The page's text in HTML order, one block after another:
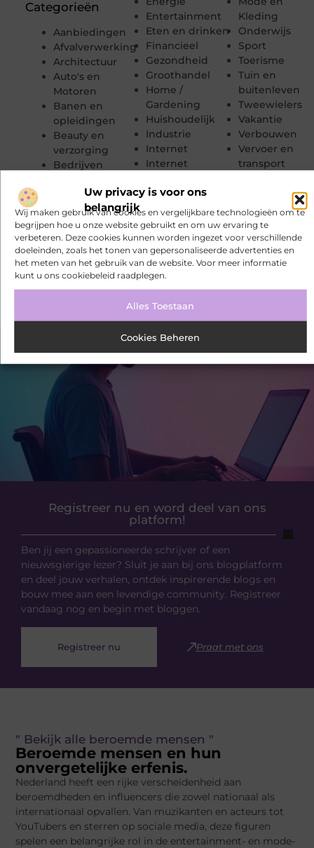
Uw privacy is voor ons
belangrijk
Wij maken gebruik van cookies en vergelijkbare technologieën om te
begrijpen hoe u onze website gebruikt en om uw ervaring te
verbeteren. Deze cookies kunnen worden ingezet voor verschillende
doeleinden, zoals het tonen van gepersonaliseerde advertenties en
het meten van het gebruik van de website. Voor meer informatie
kunt u ons cookiebeleid raadplegen.
Alles Toestaan
Cookies Beheren
Categorieën
Aanbiedingen
Afvalverwerking
Architectuur
Auto's en
Motoren
Banen en
opleidingen
Beauty en
verzorging
Bedrijven
Dienstverlening
Dieren
Electronica en
Computers
Entertainment
Eten en drinken
Financieel
Gezondheid
Groothandel
Home /
Gardening
Huishoudelijk
Industrie
Internet
Internet
Kinderen
Kunst en Kitsch
Management
Marketing
Meubels
Kleding
Onderwijs
Sport
Toerisme
Tuin en
buitenleven
Tweewielers
Vakantie
Verbouwen
Vervoer en
transport
Woning en
Woningen
Zakelijk
Zakelijke
Zorg
Registreer nu en word deel van ons
platform!
Ben jij een gepassioneerde schrijver of een
nieuwsgierige lezer? Sluit je aan bij ons blogplatform
en deel jouw verhalen, ontdek inspirerende blogs en
bouw mee aan een levendige community. Registreer
vandaag nog en begin met bloggen.
Registreer nu Praat met ons
" Bekijk alle beroemde mensen "
Beroemde mensen en hun
onvergetelijke erfenis.
Nederland heeft een rijke verscheidenheid aan
beroemdheden en influencers die zowel nationaal als
internationaal opvallen. Van muzikanten en acteurs tot
YouTubers en sterren op sociale media, deze figuren
spelen een belangrijke rol in de entertainment- en mode-